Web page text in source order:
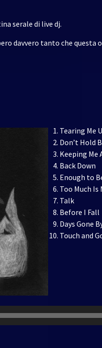
serale di live dj.
davvero tanto che questa
Tearing Me
Don’t Hold
Keeping Me
Back Down
Enough to
Too Much Is
Talk
Before I Fall
Days Gone
Touch and